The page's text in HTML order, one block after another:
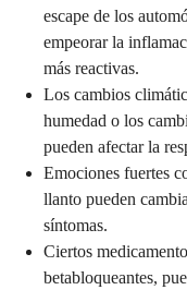
escape de los
empeorar la
más reactivas.
Los cambios
humedad o los
pueden afectar la
Emociones fuertes
llanto pueden
síntomas.
Ciertos
betabloqueantes,